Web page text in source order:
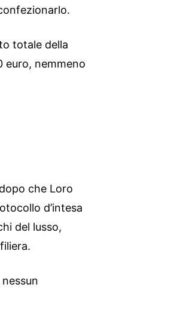
totale della
euro, nemmeno
che Loro
d’intesa
del lusso,